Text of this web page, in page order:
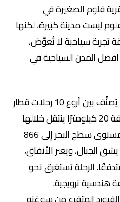
فلوم الصغيرة في
ليست مدينة كبيرة، لكنها
تجربة سياحية لا تُعوَّض،
المدن السياحية في
خط سكة حديد فلوم: يُصنَّف بين أروع 10 رحلات قطار
في العالم. يمتد لمسافة 20 كيلومترًا ينتقل خلالها
من ارتفاع صفر على مستوى سطح البحر إلى 866
الجبال، ويعبر الأنفاق،
شلالًا متدفقًا. الرحلة تستغرق نحو
هندسية نرويجية.